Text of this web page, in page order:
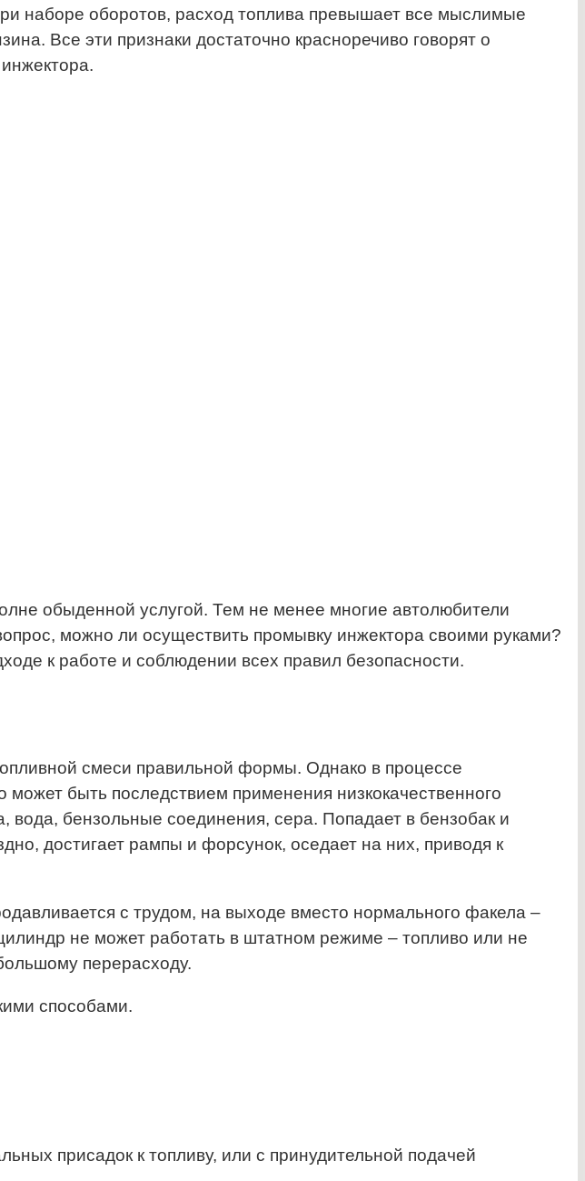
наборе оборотов, расход топлива превышает все мыслимые
Все эти признаки достаточно красноречиво говорят о
обыденной услугой. Тем не менее многие автолюбители
можно ли осуществить промывку инжектора своими руками?
к работе и соблюдении всех правил безопасности.
смеси правильной формы. Однако в процессе
быть последствием применения низкокачественного
вода, бензольные соединения, сера. Попадает в бензобак и
достигает рампы и форсунок, оседает на них, приводя к
с трудом, на выходе вместо нормального факела –
не может работать в штатном режиме – топливо или не
перерасходу.
способами.
присадок к топливу, или с принудительной подачей